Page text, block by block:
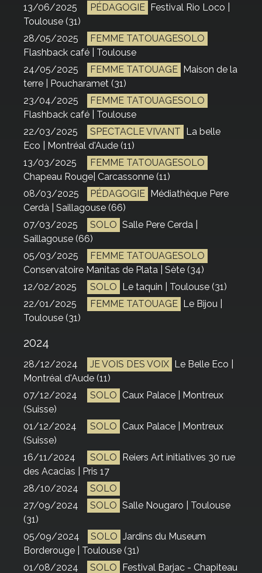
13/06/2025 PÉDAGOGIE Festival Rio Loco |
Toulouse (31)
28/05/2025
FEMME TATOUAGESOLO
Flashback café | Toulouse
24/05/2025
FEMME TATOUAGE Maison de la
terre | Poucharamet (31)
23/04/2025
FEMME TATOUAGESOLO
Flashback café | Toulouse
22/03/2025
SPECTACLE VIVANT La belle
Eco | Montréal d'Aude (11)
13/03/2025
FEMME TATOUAGESOLO
Chapeau Rouge| Carcassonne (11)
08/03/2025
PÉDAGOGIE Médiathèque Pere
Cerdà | Saillagouse (66)
07/03/2025
SOLO Salle Pere Cerda |
Saillagouse (66)
05/03/2025
FEMME TATOUAGESOLO
Conservatoire Manitas de Plata | Sète (34)
12/02/2025
SOLO Le taquin | Toulouse (31)
22/01/2025
FEMME TATOUAGE Le Bijou |
Toulouse (31)
2024
28/12/2024 JE VOIS DES VOIX Le Belle Eco |
Montréal d'Aude (11)
07/12/2024
SOLO Caux Palace | Montreux
(Suisse)
01/12/2024
SOLO Caux Palace | Montreux
(Suisse)
16/11/2024
SOLO Reiers Art initiatives 30 rue
des Acacias | Pris 17
28/10/2024
SOLO
27/09/2024
SOLO Salle Nougaro | Toulouse
(31)
05/09/2024
SOLO Jardins du Museum
Borderouge | Toulouse (31)
01/08/2024
SOLO Festival Barjac - Chapiteau